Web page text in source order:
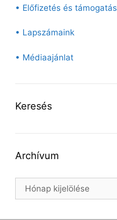
• Előfizetés és támogatás
• Lapszámaink
• Médiaajánlat
Keresés
Archívum
Archívum